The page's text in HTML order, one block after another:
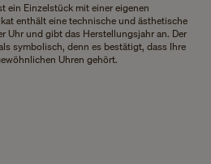
ein Einzelstück mit einer eigenen
enthält eine technische und ästhetische
Uhr und gibt das Herstellungsjahr an. Der
symbolisch, denn es bestätigt, dass Ihre
Uhren gehört.